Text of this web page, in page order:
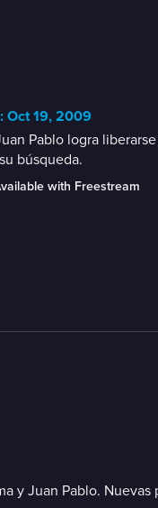
Oct 19, 2009
Pablo logra
búsqueda.
with Freestream
y Juan Pablo.